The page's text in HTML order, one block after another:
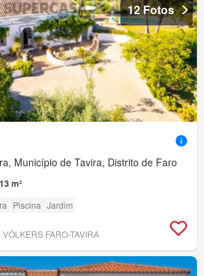
12 Fotos
Município de Tavira, Distrito de Faro
m²
Piscina Jardim
FARO-TAVIRA